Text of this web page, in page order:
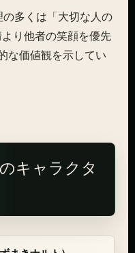
の多くは「大切な人の
り他者の笑顔を優先
な価値観を示してい
キャラクタ